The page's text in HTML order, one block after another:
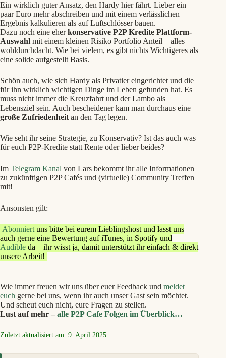
Ein wirklich guter Ansatz, den Hardy hier fährt. Lieber ein
paar Euro mehr abschreiben und mit einem verlässlichen
Ergebnis kalkulieren als auf Luftschlösser bauen.
Dazu noch eine eherkonservative P2P Kredite Plattform-
Auswahl mit einem kleinen Risiko Portfolio Anteil – alles
wohldurchdacht. Wie bei vielem, es gibt nichts Wichtigeres als
eine solide aufgestellt Basis.
Schön auch, wie sich Hardy als Privatier eingerichtet und die
für ihn wirklich wichtigen Dinge im Leben gefunden hat. Es
muss nicht immer die Kreuzfahrt und der Lambo als
Lebensziel sein. Auch bescheidener kam man durchaus eine
große Zufriedenheit an den Tag legen.
Wie seht ihr seine Strategie, zu Konservativ? Ist das auch was
für euch P2P-Kredite statt Rente oder lieber beides?
Im Telegram Kanal von Lars bekommt ihr alle Informationen
zu zukünftigen P2P Cafés und (virtuelle) Community Treffen
mit!
Ansonsten gilt:
Abonniert uns bitte bei eurem Lieblingshost und lasst uns
auch gerne eine Bewertung auf iTunes, in Spotify und
Audible da – ihr wisst ja, damit unterstützt ihr einfach & direkt
unsere Arbeit!
Wie immer freuen wir uns über euer Feedback und meldet
euch gerne bei uns, wenn ihr auch unser Gast sein möchtet.
Und scheut euch nicht, eure Fragen zu stellen.
Lust auf mehr –alle P2P Cafe Folgen im Überblick…
Zuletzt aktualisiert am: 9. April 2025